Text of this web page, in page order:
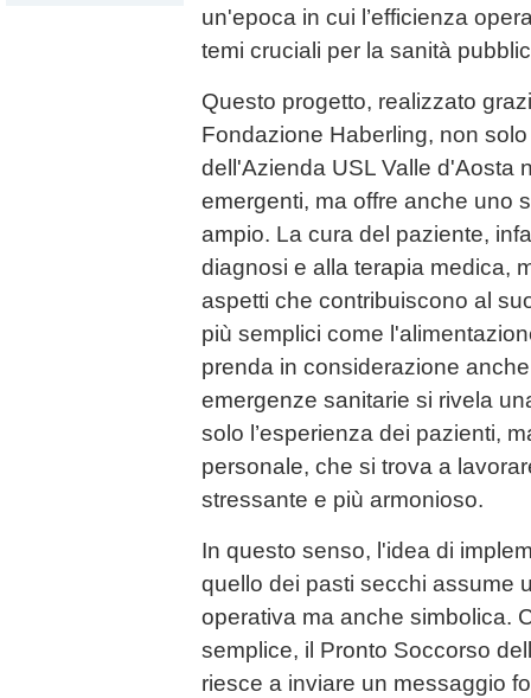
un'epoca in cui l’efficienza
temi cruciali per la sanità
Questo progetto, realizzato
Fondazione Haberling, non solo
dell'Azienda USL Valle d'Aosta
emergenti, ma offre anche uno
ampio. La cura del paziente,
diagnosi e alla terapia medica,
aspetti che contribuiscono al
più semplici come
prenda in considerazione
emergenze sanitarie si rivela
solo l’esperienza dei pazienti,
personale, che si trova a
stressante e più armonioso.
In questo senso, l'idea di
quello dei pasti secchi assume
operativa ma anche simbolica.
semplice, il Pronto Soccorso
riesce a inviare un messaggio